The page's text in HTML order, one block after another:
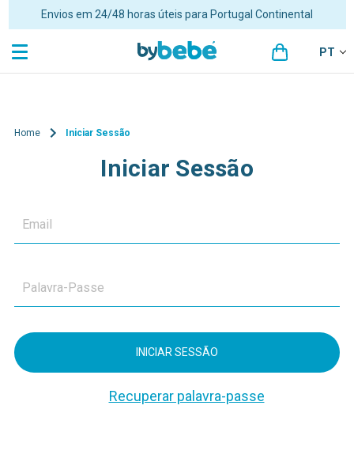
Envios em 24/48 horas úteis para Portugal Continental
PT
Home Iniciar Sessão
Iniciar Sessão
Recuperar palavra-passe